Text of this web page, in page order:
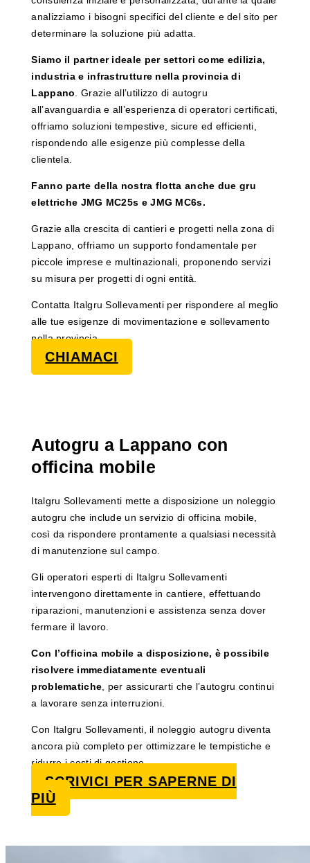
analizziamo i bisogni specifici del cliente e del sito per
determinare la soluzione più adatta.
Siamo il partner ideale per settori come edilizia,
industria e infrastrutture nella provincia di
Lappano . Grazie all’utilizzo di autogru
all’avanguardia e all’esperienza di operatori certificati,
offriamo soluzioni tempestive, sicure ed efficienti,
rispondendo alle esigenze più complesse della
clientela.
Fanno parte della nostra flotta anche due gru
elettriche JMG MC25s e JMG MC6s.
Grazie alla crescita di cantieri e progetti nella zona di
Lappano, offriamo un supporto fondamentale per
piccole imprese e multinazionali, proponendo servizi
su misura per progetti di ogni entità.
Contatta Italgru Sollevamenti per rispondere al meglio
alle tue esigenze di movimentazione e sollevamento
nella provincia.
CHIAMACI
Autogru a Lappano con
officina mobile
Italgru Sollevamenti mette a disposizione un noleggio
autogru che include un servizio di officina mobile,
così da rispondere prontamente a qualsiasi necessità
di manutenzione sul campo.
Gli operatori esperti di Italgru Sollevamenti
intervengono direttamente in cantiere, effettuando
riparazioni, manutenzioni e assistenza senza dover
fermare il lavoro.
Con l’officina mobile a disposizione, è possibile
risolvere immediatamente eventuali
problematiche , per assicurarti che l’autogru continui
a lavorare senza interruzioni.
Con Italgru Sollevamenti, il noleggio autogru diventa
ancora più completo per ottimizzare le tempistiche e
ridurre i costi di gestione.
SCRIVICI PER SAPERNE DI
PIÙ